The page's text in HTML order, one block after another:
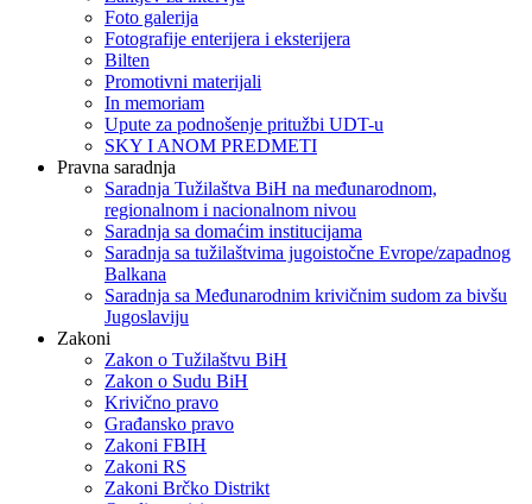
Foto galerija
Fotografije enterijera i eksterijera
Bilten
Promotivni materijali
In memoriam
Upute za podnošenje pritužbi UDT-u
SKY I ANOM PREDMETI
Pravna saradnja
Saradnja Tužilaštva BiH na međunarodnom,
regionalnom i nacionalnom nivou
Saradnja sa domaćim institucijama
Saradnja sa tužilaštvima jugoistočne Evrope/zapadnog
Balkana
Saradnja sa Međunarodnim krivičnim sudom za bivšu
Jugoslaviju
Zakoni
Zakon o Тužilaštvu BiH
Zakon o Sudu BiH
Krivično pravo
Građansko pravo
Zakoni FBIH
Zakoni RS
Zakoni Brčko Distrikt